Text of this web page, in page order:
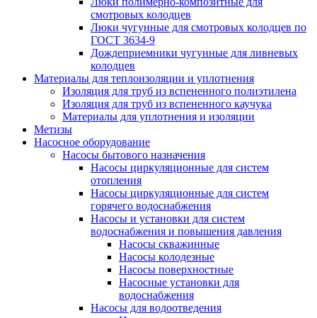
смотровых колодцев
Люки чугунные для смотровых колодцев по
ГОСТ 3634-9
Дождеприемники чугунные для ливневых
колодцев
Материалы для теплоизоляции и уплотнения
Изоляция для труб из вспененного полиэтилена
Изоляция для труб из вспененного каучука
Материалы для уплотнения и изоляции
Метизы
Насосное оборудование
Насосы бытового назначения
Насосы циркуляционные для систем
отопления
Насосы циркуляционные для систем
горячего водоснабжения
Насосы и установки для систем
водоснабжения и повышения давления
Насосы скважинные
Насосы колодезные
Насосы поверхностные
Насосные установки для
водоснабжения
Насосы для водоотведения